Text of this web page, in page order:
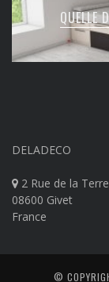
QUELLE
DELADECO
2 Rue de la
08600 Givet
France
©